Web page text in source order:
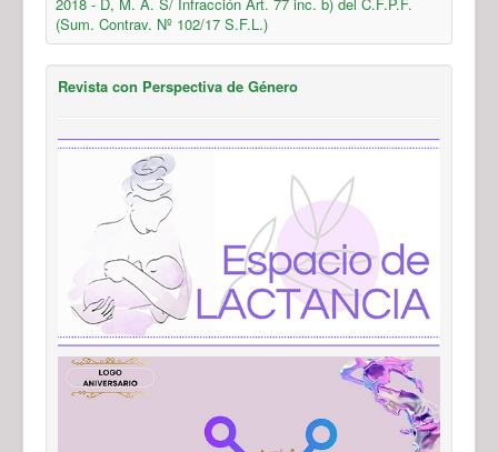
(Sum. Contrav. Nº 102/17 S.F.L.)
Revista con Perspectiva de Género